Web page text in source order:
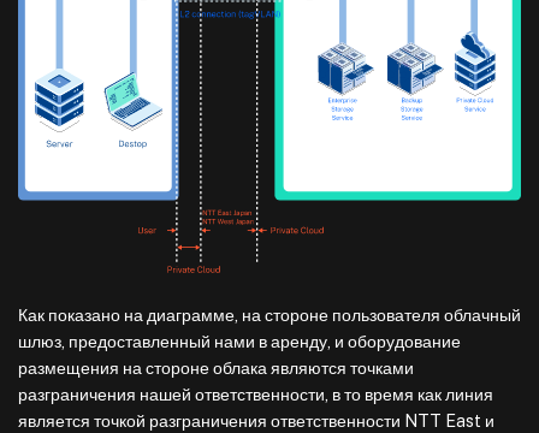
Как показано на диаграмме, на стороне пользователя облачный
шлюз, предоставленный нами в аренду, и оборудование
размещения на стороне облака являются точками
разграничения нашей ответственности, в то время как линия
является точкой разграничения ответственности NTT East и